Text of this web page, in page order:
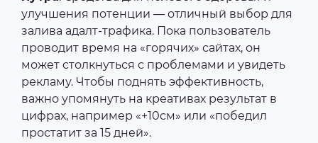
улучшения потенции — отличный выбор для
залива адалт-трафика. Пока пользователь
проводит время на «горячих» сайтах, он
может столкнуться с проблемами и увидеть
рекламу. Чтобы поднять эффективность,
важно упомянуть на креативах результат в
цифрах, например «+10см» или «победил
простатит за 15 дней».